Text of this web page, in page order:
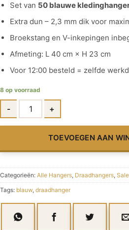
Set van 50 blauwe
Extra dun – 2,3 mm dik voor
Broekstang en V-inkepingen
Afmeting: L 40 cm × H 23 cm
Voor 12:00 besteld = zelfde
8 op voorraad
TOEVOEGEN AAN
Categorieën: Alle Hangers Draadhangers Sale
Tags: blauw, draadhanger